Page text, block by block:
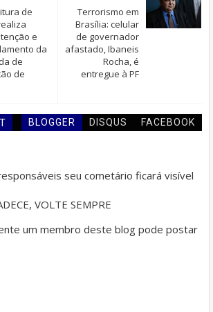
Terrorismo em
Brasília: celular
de governador
afastado, Ibaneis
Rocha, é
entregue à PF
de
e
da
de
de
BLOGGER DISQUS FACEBOOK
seu cometário ficará visível
VOLTE SEMPRE
um membro deste blog pode postar